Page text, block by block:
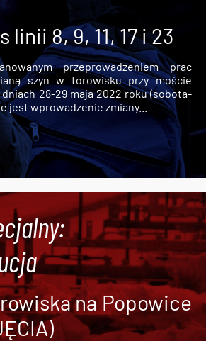
linii 8, 9, 11, 17 i 23
przeprowadzeniem prac
szyn w torowisku przy moście
28-29 maja 2022 roku (sobota-
jest wprowadzenie zmiany...
na Popowice